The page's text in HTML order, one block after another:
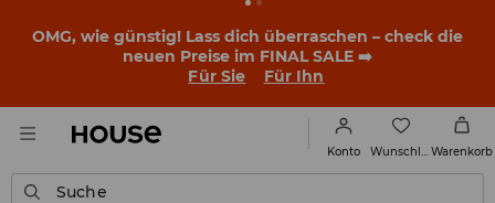
BACK TO SCHOOL 📒Die besten Geschichten beginnen
noch vor dem ersten Klingeln. Starte mit einem neuen
Outfit ins Schuljahr!
Für Sie
Für Ihn
Konto Warenkorb
Suche